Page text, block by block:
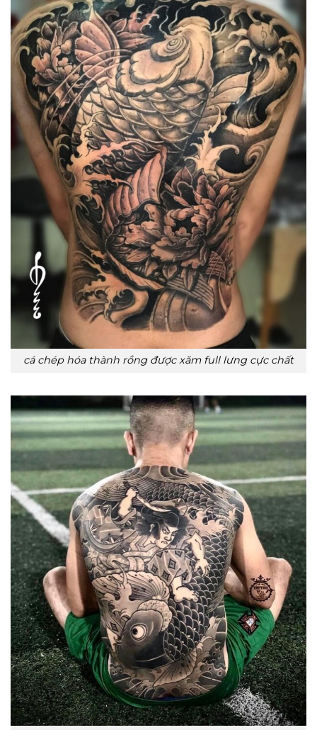
cá chép hóa thành rồng được xăm full lưng cực chất